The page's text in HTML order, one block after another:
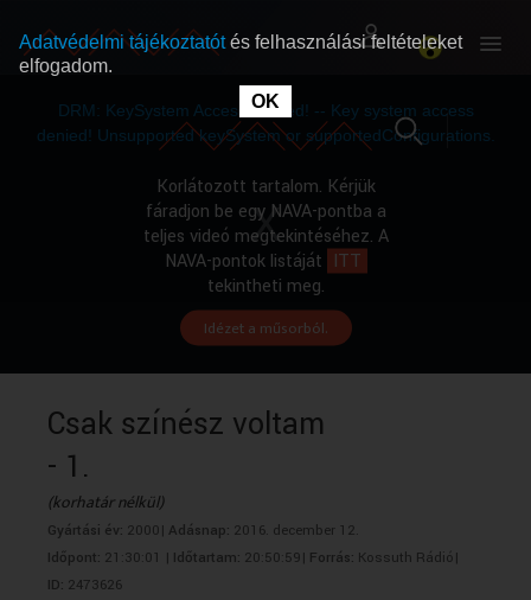
RÓLUNK
RÓLUNK
DRM: KeySystem Access Denied! -- Key system access
denied! Unsupported keySystem or supportedConfigurations.
Korlátozott tartalom. Kérjük
fáradjon be egy NAVA-pontba a
teljes videó megtekintéséhez. A
NAVA-pontok listáját ITT
tekintheti meg.
Idézet a műsorból.
Csak színész voltam
- 1.
(korhatár nélkül)
Gyártási év: 2000| Adásnap: 2016. december 12.
Időpont: 21:30:01 | Időtartam: 20:50:59| Forrás: Kossuth Rádió|
ID: 2473626
Adatvédelmi tájékoztatótés felhasználási feltételeket
elfogadom.
OK